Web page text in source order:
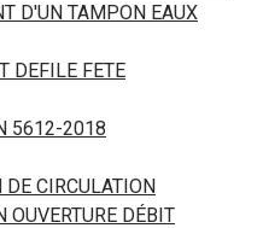
D'UN TAMPON EAUX
DEFILE FETE
5612-2018
CIRCULATION
DÉBIT